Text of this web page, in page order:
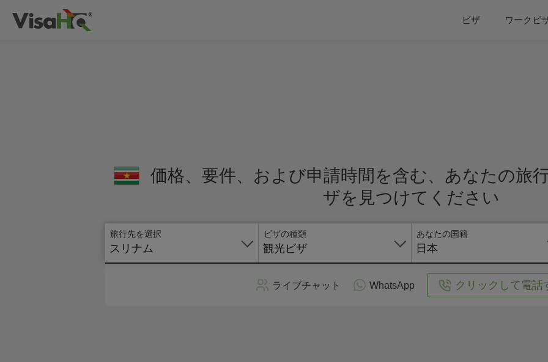
ビザ ワークビ
価格、要件、および申請時間を含む、あなたの旅
ザを見つけてください
旅行先を選択
スリナム
ビザの種類
観光ビザ
あなたの国籍
日本
ライブチャット WhatsApp クリックして電話